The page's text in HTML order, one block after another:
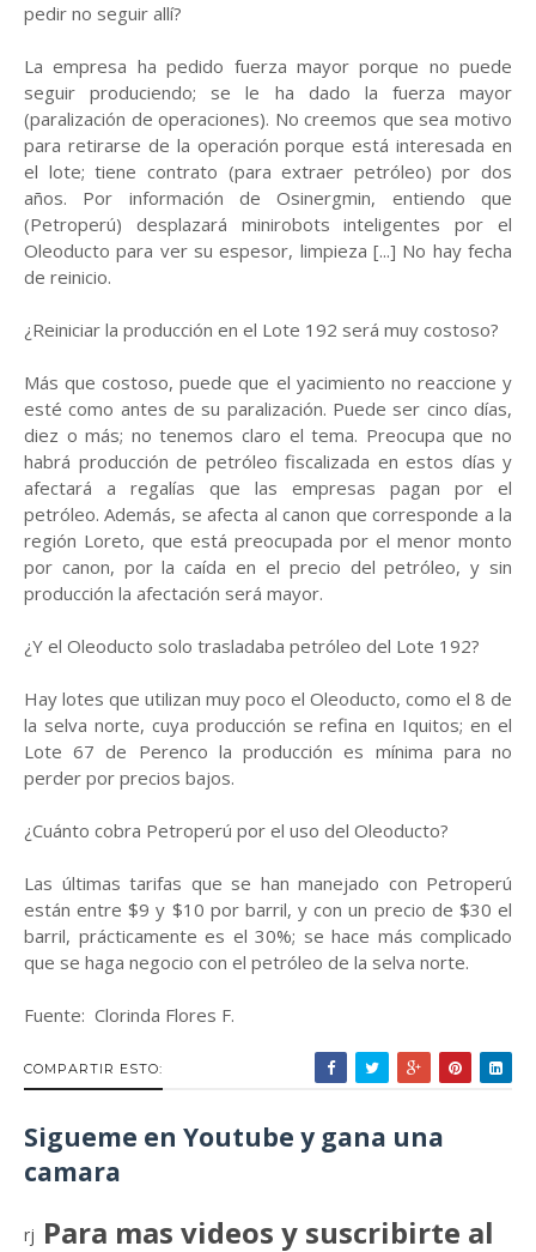
pedir no seguir allí?
La empresa ha pedido fuerza mayor porque no puede
seguir produciendo; se le ha dado la fuerza mayor
(paralización de operaciones). No creemos que sea motivo
para retirarse de la operación porque está interesada en
el lote; tiene contrato (para extraer petróleo) por dos
años. Por información de Osinergmin, entiendo que
(Petroperú) desplazará minirobots inteligentes por el
Oleoducto para ver su espesor, limpieza [...] No hay fecha
de reinicio.
¿Reiniciar la producción en el Lote 192 será muy costoso?
Más que costoso, puede que el yacimiento no reaccione y
esté como antes de su paralización. Puede ser cinco días,
diez o más; no tenemos claro el tema. Preocupa que no
habrá producción de petróleo fiscalizada en estos días y
afectará a regalías que las empresas pagan por el
petróleo. Además, se afecta al canon que corresponde a la
región Loreto, que está preocupada por el menor monto
por canon, por la caída en el precio del petróleo, y sin
producción la afectación será mayor.
¿Y el Oleoducto solo trasladaba petróleo del Lote 192?
Hay lotes que utilizan muy poco el Oleoducto, como el 8 de
la selva norte, cuya producción se refina en Iquitos; en el
Lote 67 de Perenco la producción es mínima para no
perder por precios bajos.
¿Cuánto cobra Petroperú por el uso del Oleoducto?
Las últimas tarifas que se han manejado con Petroperú
están entre $9 y $10 por barril, y con un precio de $30 el
barril, prácticamente es el 30%; se hace más complicado
que se haga negocio con el petróleo de la selva norte.
Fuente: Clorinda Flores F.
COMPARTIR ESTO:
Sigueme en Youtube y gana una
camara
Para mas videos y suscribirte al
rj